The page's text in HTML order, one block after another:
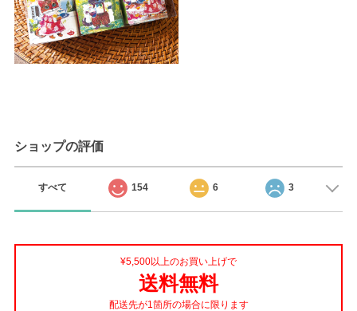
ショップの評価
すべて 154 6 3
¥5,500以上のお買い上げで
送料無料
配送先が1箇所の場合に限ります